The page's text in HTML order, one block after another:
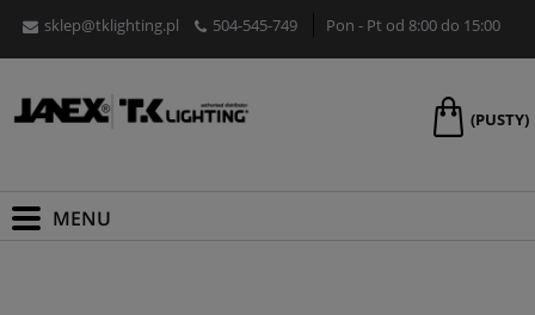
sklep@tklighting.pl 504-545-749 Pon - Pt od 8:00 do 15:00
(PUSTY)